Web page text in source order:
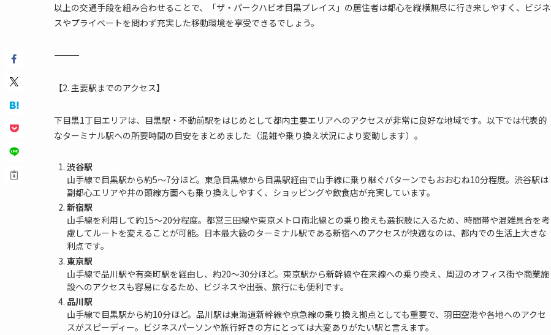
以上の交通手段を組み合わせることで、「ザ・パークハビオ目黒プレイス」の居住者は都心を縦横無尽に行き来しやすく、ビジネ
スやプライベートを問わず充実した移動環境を享受できるでしょう。
―――――――――――――――――――――――――――――――――――――
【2. 主要駅までのアクセス】
下目黒1丁目エリアは、目黒駅・不動前駅をはじめとして都内主要エリアへのアクセスが非常に良好な地域です。以下では代表的
なターミナル駅への所要時間の目安をまとめました（混雑や乗り換え状況により変動します）。
渋谷駅
山手線で目黒駅から約5～7分ほど。東急目黒線から目黒駅経由で山手線に乗り継ぐパターンでもおおむね10分程度。渋谷駅は
副都心エリアや井の頭線方面へも乗り換えしやすく、ショッピングや飲食店が充実しています。
新宿駅
山手線を利用して約15～20分程度。都営三田線や東京メトロ南北線との乗り換えも選択肢に入るため、時間帯や混雑具合を考
慮してルートを変えることが可能。日本最大級のターミナル駅である新宿へのアクセスが快適なのは、都内での生活上大きな
利点です。
東京駅
山手線で品川駅や有楽町駅を経由し、約20～30分ほど。東京駅から新幹線や在来線への乗り換え、周辺のオフィス街や商業施
設へのアクセスも容易になるため、ビジネスや出張、旅行にも便利です。
品川駅
山手線で目黒駅から約10分ほど。品川駅は東海道新幹線や京急線の乗り換え拠点としても重要で、羽田空港や各地へのアクセ
スがスピーディー。ビジネスパーソンや旅行好きの方にとっては大変ありがたい駅と言えます。